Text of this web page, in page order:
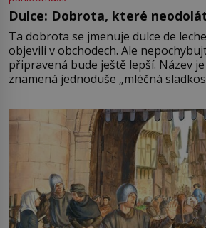
Dulce: Dobrota, které
Ta dobrota se jmenuje dulce de
objevili v obchodech. Ale
připravená bude ještě lepší. Název
znamená jednoduše „mléčná
pře hned několik
Francie, kde se traduje,